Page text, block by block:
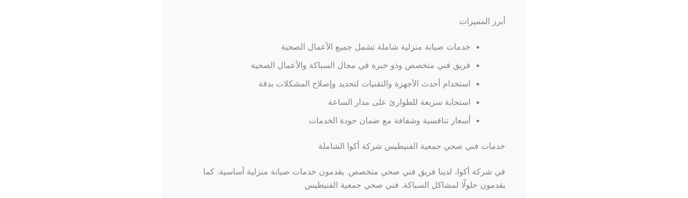
أبرز المميزات
خدمات صيانة منزلية شاملة تشمل جميع الأعمال الصحية
فريق فني متخصص وذو خبرة في مجال السباكة والأعمال الصحية
استخدام أحدث الأجهزة والتقنيات لتحديد وإصلاح المشكلات بدقة
استجابة سريعة للطوارئ على مدار الساعة
أسعار تنافسية وشفافة مع ضمان جودة الخدمات
خدمات فني صحي جمعية الفنيطيس شركة أكوا الشاملة
في شركة أكوا، لدينا فريق فني صحي متخصص. يقدمون خدمات صيانة منزلية أساسية. كما
يقدمون حلولًا لمشاكل السباكة. فني صحي جمعية الفنيطيس